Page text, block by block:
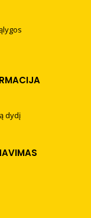
dydį